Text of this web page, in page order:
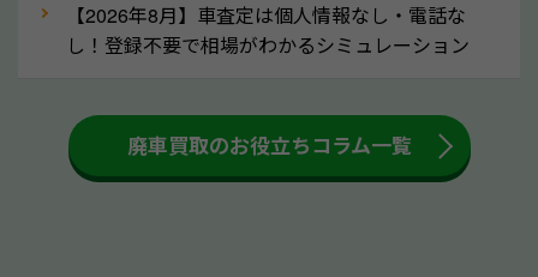
す。車内の汚れは簡単な清掃だけで取り除けることも
多いため、査定前にチェックして、清掃をしておくの
大きな汚れがない限り必要はありません。査定に影響
するケースは少ないため、そのままお持ちいただいて
【2026年8月】車査定は個人情報なし・電話な
し！登録不要で相場がわかるシミュレーション
廃車買取のお役立ちコラム一覧